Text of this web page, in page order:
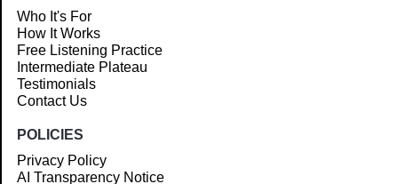
Who It's For
How It Works
Free Listening Practice
Intermediate Plateau
Testimonials
Contact Us
POLICIES
Privacy Policy
AI Transparency Notice